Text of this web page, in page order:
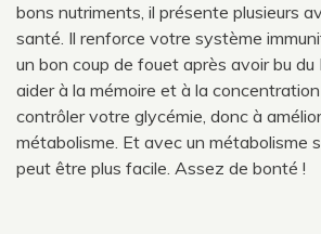
bons nutriments, il présente plusieurs
santé. Il renforce votre système
un bon coup de fouet après avoir bu
aider à la mémoire et à la
contrôler votre glycémie, donc à
métabolisme. Et avec un métabolisme
peut être plus facile. Assez de bonté !